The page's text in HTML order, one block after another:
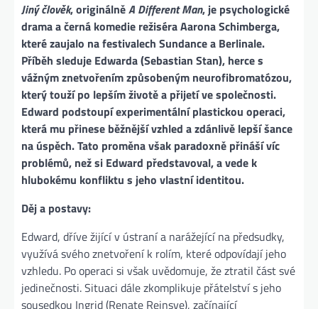
Jiný člověk, originálněA Different Man, je psychologické
drama a černá komedie režiséra Aarona Schimberga,
které zaujalo na festivalech Sundance a Berlinale.
Příběh sleduje Edwarda (Sebastian Stan), herce s
vážným znetvořením způsobeným neurofibromatózou,
který touží po lepším životě a přijetí ve společnosti.
Edward podstoupí experimentální plastickou operaci,
která mu přinese běžnější vzhled a zdánlivě lepší šance
na úspěch. Tato proměna však paradoxně přináší víc
problémů, než si Edward představoval, a vede k
hlubokému konfliktu s jeho vlastní identitou​.
Děj a postavy:
Edward, dříve žijící v ústraní a narážející na předsudky,
využívá svého znetvoření k rolím, které odpovídají jeho
vzhledu. Po operaci si však uvědomuje, že ztratil část své
jedinečnosti. Situaci dále zkomplikuje přátelství s jeho
sousedkou Ingrid (Renate Reinsve), začínající